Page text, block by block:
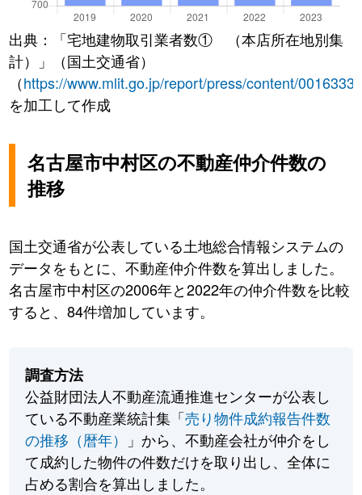
出典：「宅地建物取引業者数① （本店所在地別集
計）」（国土交通省）
（https://www.mlit.go.jp/report/press/content/
を加工して作成
名古屋市中村区の不動産仲介件数の
推移
国土交通省が公表している土地総合情報システムの
データをもとに、不動産仲介件数を算出しました。
名古屋市中村区の2006年と2022年の仲介件数を比較
すると、84件増加しています。
調査方法
公益財団法人不動産流通推進センターが公表し
ている不動産業統計集「売り物件成約報告件数
の推移（暦年）
」から、不動産会社が仲介をし
て成約した物件の件数だけを取り出し、全体に
占める割合を算出しました。